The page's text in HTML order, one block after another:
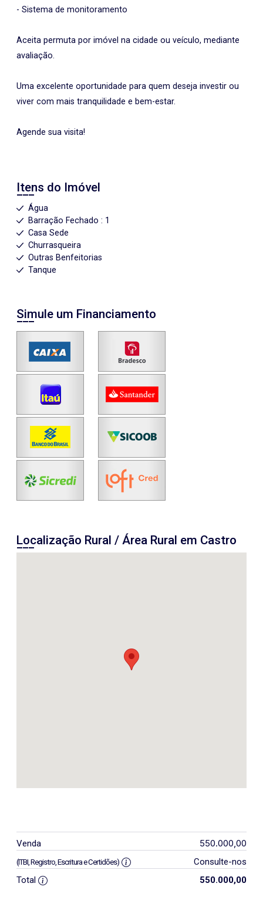
- Sistema de monitoramento
Aceita permuta por imóvel na cidade ou veículo, mediante
avaliação.
Uma excelente oportunidade para quem deseja investir ou
viver com mais tranquilidade e bem-estar.
Agende sua visita!
Itens do Imóvel
Água
Barração Fechado : 1
Casa Sede
Churrasqueira
Outras Benfeitorias
Tanque
Simule um Financiamento
Localização Rural / Área Rural em Castro
Venda 550.000,00
(ITBI, Registro, Escritura e Certidões)
Consulte-nos
Total
550.000,00